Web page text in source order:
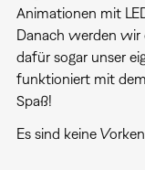
Animationen mit
Danach werden
dafür sogar unser
funktioniert mit
Spaß!
Es sind keine